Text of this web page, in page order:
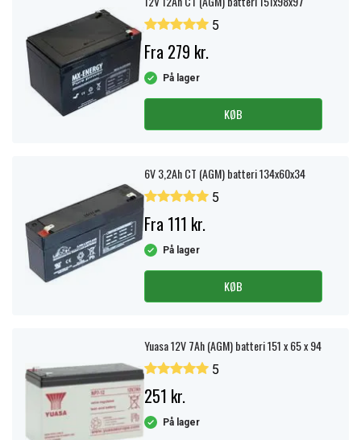
5
Fra 279 kr.
På lager
KØB
6V 3,2Ah CT (AGM) batteri 134x60x34
5
Fra 111 kr.
På lager
KØB
Yuasa 12V 7Ah (AGM) batteri 151 x 65 x 94
5
251 kr.
På lager